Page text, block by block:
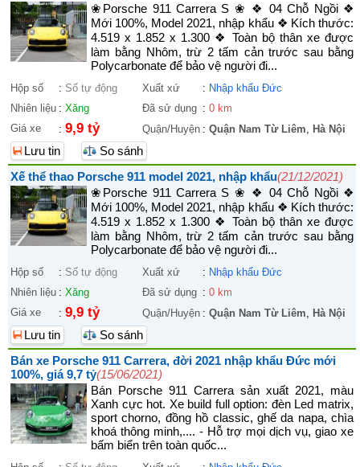
❀Porsche 911 Carrera S ❀ ❖ 04 Chỗ Ngồi ❖
Mới 100%, Model 2021, nhập khẩu ❖ Kích thước:
4.519 x 1.852 x 1.300 ❖ Toàn bộ thân xe được
làm bằng Nhôm, trừ 2 tấm cản trước sau bằng
Polycarbonate để bảo vệ người đi...
Hộp số : Số tự động Xuất xứ : Nhập khẩu Đức
Nhiên liệu : Xăng Đã sử dụng : 0 km
Giá xe
: 9,9 tỷ Quận/Huyện : Quận Nam Từ Liêm, Hà Nội
Lưu tin
So sánh
Xế thể thao Porsche 911 model 2021, nhập khẩu(21/12/2021)
❀Porsche 911 Carrera S ❀ ❖ 04 Chỗ Ngồi ❖
Mới 100%, Model 2021, nhập khẩu ❖ Kích thước:
4.519 x 1.852 x 1.300 ❖ Toàn bộ thân xe được
làm bằng Nhôm, trừ 2 tấm cản trước sau bằng
Polycarbonate để bảo vệ người đi...
Hộp số : Số tự động Xuất xứ : Nhập khẩu Đức
Nhiên liệu : Xăng Đã sử dụng : 0 km
Giá xe
: 9,9 tỷ Quận/Huyện : Quận Nam Từ Liêm, Hà Nội
Lưu tin
So sánh
Bán xe Porsche 911 Carrera, đời 2021 nhập khẩu Đức mới
100%, giá 9,7 tỷ(15/06/2021)
Bán Porsche 911 Carrera sản xuất 2021, màu
Xanh cực hot. Xe build full option: đèn Led matrix,
sport chorno, đồng hồ classic, ghế da napa, chìa
khoá thông minh,.... - Hỗ trợ mọi dịch vụ, giao xe
bấm biển trên toàn quốc...